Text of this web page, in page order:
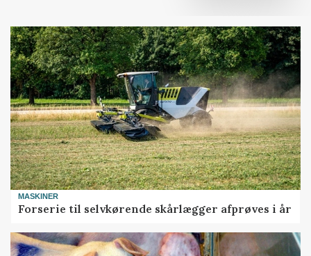
MASKINER
Forserie til selvkørende skårlægger afprøves i år